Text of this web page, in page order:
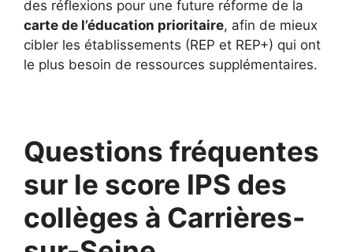
des réflexions pour une future réforme de la
carte de l’éducation prioritaire, afin de mieux
cibler les établissements (REP et REP+) qui ont
le plus besoin de ressources supplémentaires.
Questions fréquentes
sur le score IPS des
collèges à Carrières-